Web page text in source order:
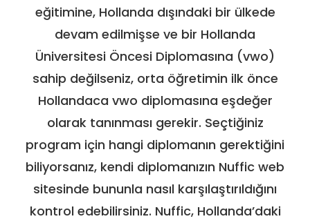
eğitimine, Hollanda dışındaki bir ülkede
devam edilmişse ve bir Hollanda
Üniversitesi Öncesi Diplomasına (vwo)
sahip değilseniz, orta öğretimin ilk önce
Hollandaca vwo diplomasına eşdeğer
olarak tanınması gerekir. Seçtiğiniz
program için hangi diplomanın gerektiğini
biliyorsanız, kendi diplomanızın Nuffic web
sitesinde bununla nasıl karşılaştırıldığını
kontrol edebilirsiniz. Nuffic, Hollanda’daki